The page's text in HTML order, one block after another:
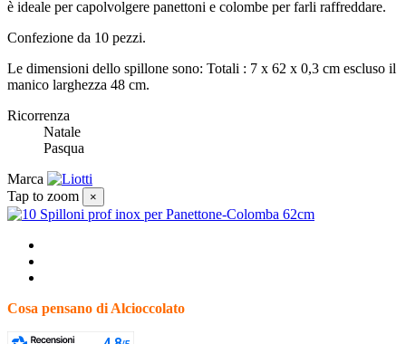
è ideale per capolvolgere panettoni e colombe per farli raffreddare.
Confezione da 10 pezzi.
Le dimensioni dello spillone sono: Totali : 7 x 62 x 0,3 cm escluso il
manico larghezza 48 cm.
Ricorrenza
Natale
Pasqua
Marca
Tap to zoom
×
Cosa pensano di Alcioccolato